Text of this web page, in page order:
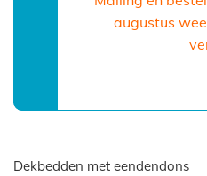
augustus
Dekbedden met eendendons